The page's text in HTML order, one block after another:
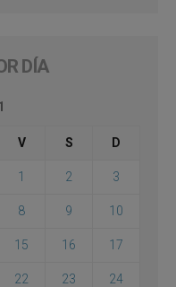
DÍA
V S D
1 2 3
8 9 10
15 16 17
22 23 24